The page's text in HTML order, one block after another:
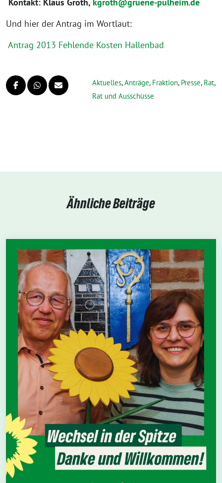
Und hier der Antrag im Wortlaut:
Antrag 2013 Fehlende Kosten Hallenbad
Aktuelles,Anträge, Fraktion, Presse, Rat,
Rat und Ausschüsse
Ähnliche Beiträge